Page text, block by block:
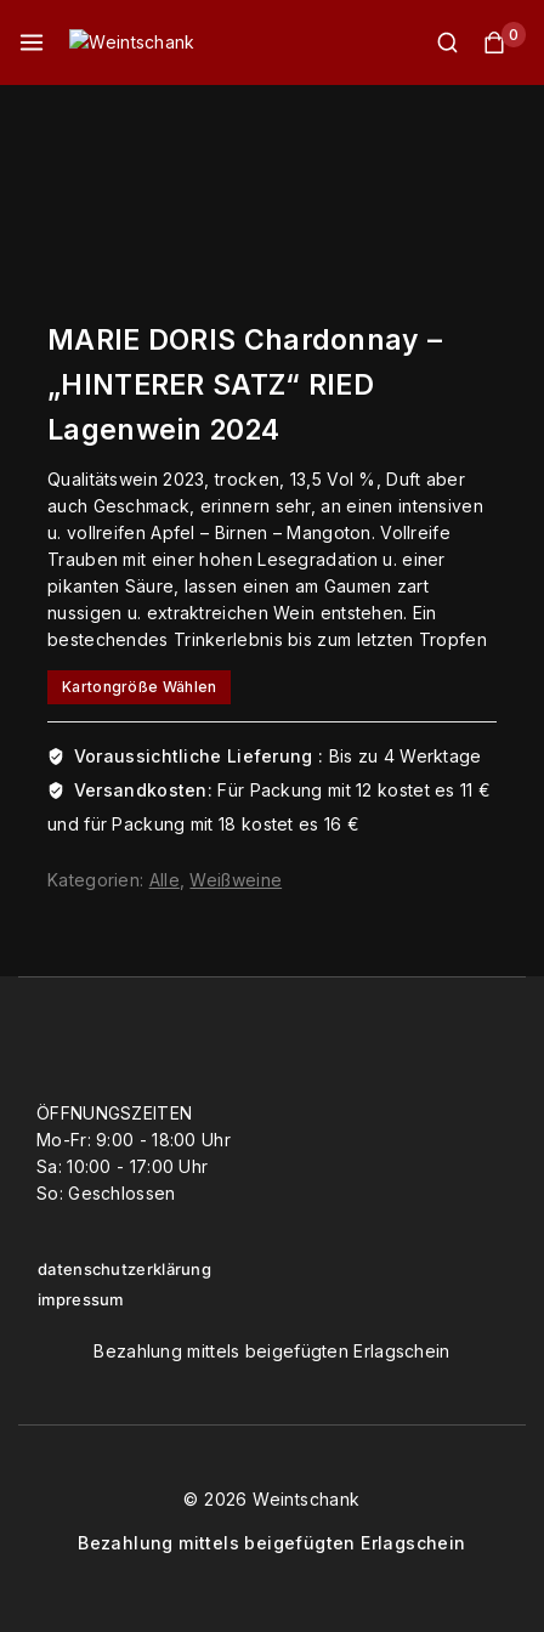
0
MARIE DORIS Chardonnay –
„HINTERER SATZ“ RIED
Lagenwein 2024
Qualitätswein 2023, trocken, 13,5 Vol %, Duft aber
auch Geschmack, erinnern sehr, an einen intensiven
u. vollreifen Apfel – Birnen – Mangoton. Vollreife
Trauben mit einer hohen Lesegradation u. einer
pikanten Säure, lassen einen am Gaumen zart
nussigen u. extraktreichen Wein entstehen. Ein
bestechendes Trinkerlebnis bis zum letzten Tropfen
Kartongröße Wählen
Voraussichtliche Lieferung : Bis zu 4 Werktage
Versandkosten:Für Packung mit 12 kostet es 11 €
und für Packung mit 18 kostet es 16 €
Kategorien: Alle ,Weißweine
ÖFFNUNGSZEITEN
Mo-Fr: 9:00 - 18:00 Uhr
Sa: 10:00 - 17:00 Uhr
So: Geschlossen
datenschutzerklärung
impressum
Bezahlung mittels beigefügten Erlagschein
© 2026 Weintschank
Bezahlung mittels beigefügten Erlagschein